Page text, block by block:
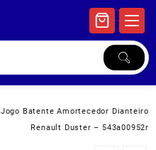
Jogo Batente Amortecedor Dianteiro
Renault Duster – 543a00952r